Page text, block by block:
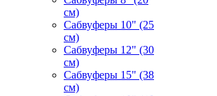
см)
Сабвуферы 10" (25
см)
Сабвуферы 12" (30
см)
Сабвуферы 15" (38
см)